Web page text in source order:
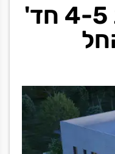
"סטנדרט המגורים הגבוה בישראל": דירות 4-5 חד'